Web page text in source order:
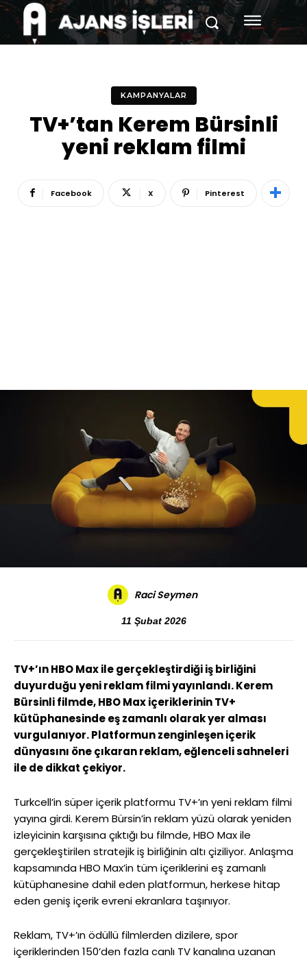
KAMPANYALAR
TV+’tan Kerem Bürsinli
yeni reklam filmi
Facebook X Pinterest
Raci Seymen
11 Şubat 2026
TV+’ın HBO Max ile gerçekleştirdiği iş birliğini
duyurduğu yeni reklam filmi yayınlandı. Kerem
Bürsinli filmde, HBO Max içeriklerinin TV+
kütüphanesinde eş zamanlı olarak yer alması
vurgulanıyor. Platformun zenginleşen içerik
dünyasını öne çıkaran reklam, eğlenceli sahneleri
ile de dikkat çekiyor.
Turkcell’in süper içerik platformu TV+’ın yeni reklam filmi
yayına girdi. Kerem Bürsin’in reklam yüzü olarak yeniden
izleyicinin karşısına çıktığı bu filmde, HBO Max ile
gerçekleştirilen stratejik iş birliğinin altı çiziliyor. Anlaşma
kapsamında HBO Max’in tüm içeriklerini eş zamanlı
kütüphanesine dahil eden platformun, herkese hitap
eden geniş içerik evreni ekranlara taşınıyor.
Reklam, TV+’ın ödüllü filmlerden dizilere, spor
içeriklerinden 150’den fazla canlı TV kanalına uzanan